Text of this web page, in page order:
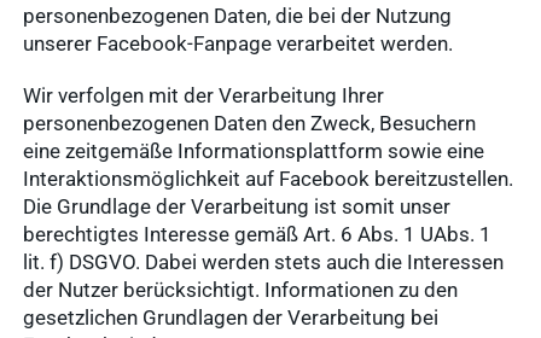
personenbezogenen Daten, die bei der Nutzung
unserer Facebook-Fanpage verarbeitet werden.
Wir verfolgen mit der Verarbeitung Ihrer
personenbezogenen Daten den Zweck, Besuchern
eine zeitgemäße Informationsplattform sowie eine
Interaktionsmöglichkeit auf Facebook bereitzustellen.
Die Grundlage der Verarbeitung ist somit unser
berechtigtes Interesse gemäß Art. 6 Abs. 1 UAbs. 1
lit. f) DSGVO. Dabei werden stets auch die Interessen
der Nutzer berücksichtigt. Informationen zu den
gesetzlichen Grundlagen der Verarbeitung bei